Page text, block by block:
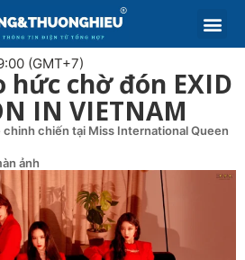
(GMT+7)
hức chờ đón EXID
IN VIETNAM
chinh chiến tại Miss International Queen
ảnh